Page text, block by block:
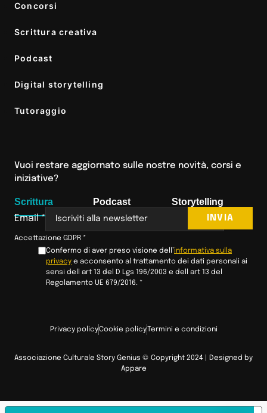
Concorsi
Scrittura creativa
Podcast
Digital storytelling
Tutoraggio
Vuoi restare aggiornato sulle nostre novità, corsi e
iniziative?
Scrittura
Email*
Accettazione GDPR *
Confermo di aver preso visione dell’informativa sulla
privacy e acconsento al trattamento dei dati personali ai
sensi dell art 13 del D Lgs 196/2003 e dell art 13 del
Regolamento UE 679/2016. *
INVIA
Podcast Storytelling
Associazione Culturale Story Genius © Copyright 2024 | Designed by
Appare
Privacy policyCookie policy Termini e condizioni